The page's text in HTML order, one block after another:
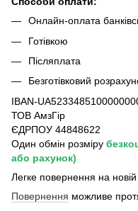
Онлайн-оплата
Готівкою
Післяплата
Безготівковий
IBAN-
ТОВ АмзГір
ЄДРПОУ 44848622
Один обмін розміру
або рахунок)
Легке повернення на
Повернення можливе